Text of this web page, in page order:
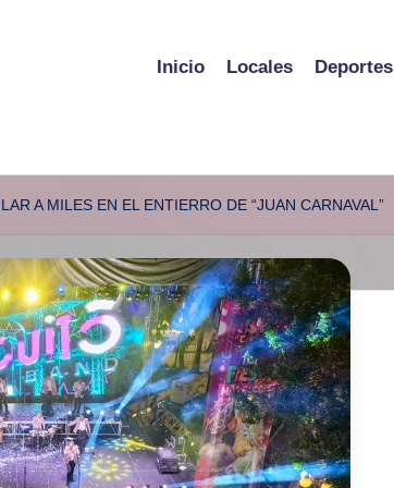
Inicio Locales Deportes
A MILES EN EL ENTIERRO DE “JUAN CARNAVAL”